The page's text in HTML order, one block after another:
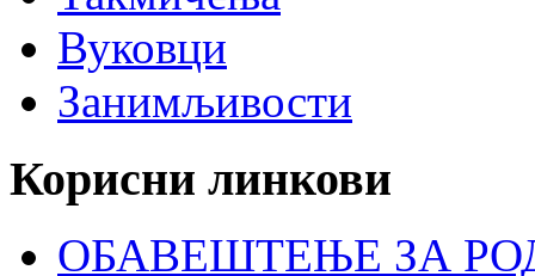
Вуковци
Занимљивости
Корисни линкови
ОБАВЕШТЕЊЕ ЗА